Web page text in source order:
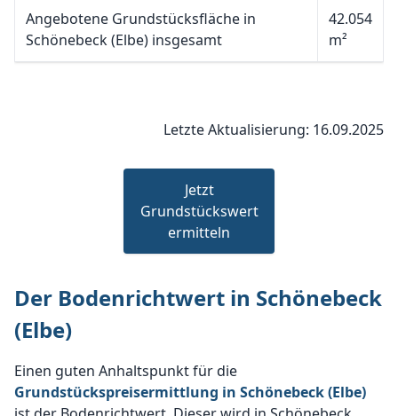
Angebotene Grundstücksfläche in
Schönebeck (Elbe) insgesamt
42.054
m²
Letzte Aktualisierung: 16.09.2025
Jetzt
Grundstückswert
ermitteln
Der Bodenrichtwert in Schönebeck
(Elbe)
Einen guten Anhaltspunkt für die
Grundstückspreisermittlung in Schönebeck (Elbe)